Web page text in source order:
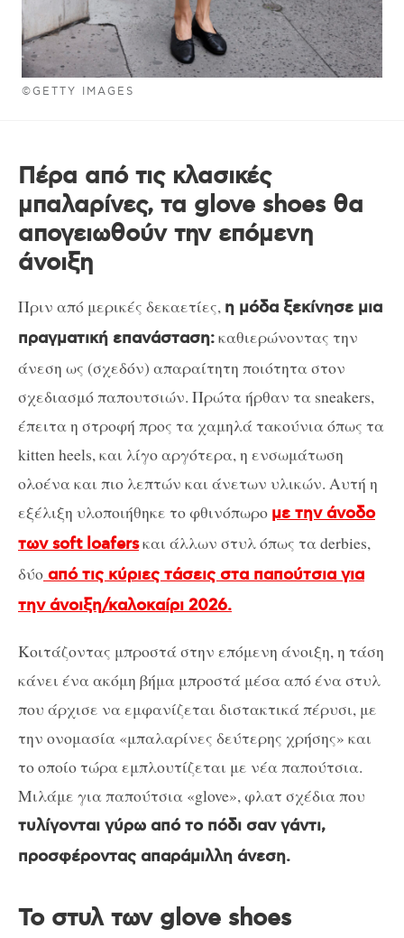
©GETTY IMAGES
Πέρα από τις κλασικές
μπαλαρίνες, τα glove shoes θα
απογειωθούν την επόμενη
άνοιξη
Πριν από μερικές δεκαετίες, η μόδα ξεκίνησε μια
πραγματική επανάσταση:καθιερώνοντας την
άνεση ως (σχεδόν) απαραίτητη ποιότητα στον
σχεδιασμό παπουτσιών. Πρώτα ήρθαν τα sneakers,
έπειτα η στροφή προς τα χαμηλά τακούνια όπως τα
kitten heels, και λίγο αργότερα, η ενσωμάτωση
ολοένα και πιο λεπτών και άνετων υλικών. Αυτή η
εξέλιξη υλοποιήθηκε το φθινόπωρο με την άνοδο
των soft loafersκαι άλλων στυλ όπως τα derbies,
δύο από τις κύριες τάσεις στα παπούτσια για
την άνοιξη/καλοκαίρι 2026.
Κοιτάζοντας μπροστά στην επόμενη άνοιξη, η τάση
κάνει ένα ακόμη βήμα μπροστά μέσα από ένα στυλ
που άρχισε να εμφανίζεται διστακτικά πέρυσι, με
την ονομασία «μπαλαρίνες δεύτερης χρήσης» και
το οποίο τώρα εμπλουτίζεται με νέα παπούτσια.
Μιλάμε για παπούτσια «glove», φλατ σχέδια που
τυλίγονται γύρω από το πόδι σαν γάντι,
προσφέροντας απαράμιλλη άνεση.
Το στυλ των glove shoes